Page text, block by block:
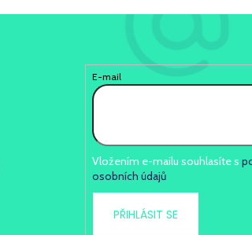
E-mail
Vložením e-mailu souhlasíte s
osobních údajů
PŘIHLÁSIT SE